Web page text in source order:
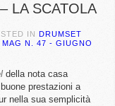
LA SCATOLA
IN DRUMSET
MAG N. 47 - GIUGNO
della nota casa
prestazioni a
nella sua semplicità